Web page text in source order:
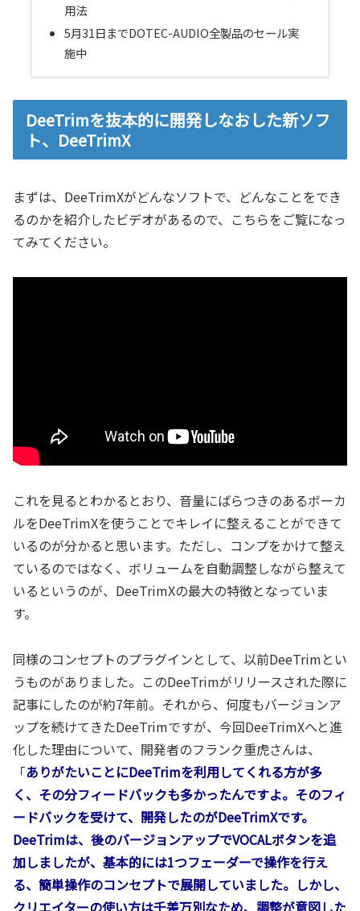
用法
5月31日までDOTEC-AUDIO全製品のセール実
施中
DeeTrimを抜本的に開発しなおした新ソフ
ト、DeeTrimX
まずは、DeeTrimXがどんなソフトで、どんなことをでき
るのかを紹介したビデオがあるので、こちらをご覧になっ
てみてください。
これを見るとわかるとおり、音量にばらつきのあるボーカ
ルをDeeTrimXを使うことでキレイに整えることができて
いるのが分かると思います。ただし、コンプをかけて整え
ているのではなく、ボリュームを自動調整しながら整えて
いるというのが、DeeTrimXの最大の特徴となっていま
す。
同様のコンセプトのプラグインとして、以前DeeTrimとい
うものがありました。このDeeTrimがリリースされた際に
記事にしたのが約7年前。それから、何度もバージョンア
ップを続けてきたDeeTrimですが、今回DeeTrimXへと進
化した理由について、開発者のフランク重虎さんは、
「ありがたいことにDeeTrimを利用してくれる方が多
く、その分フィードバックも多かったんですよ。そのフィ
ードバックを受けて、開発したのがDeeTrimXです。
DeeTrimは、後のバージョンアップでVOCALボタンを追
加しましたが、基本的には1つフェーダーで操作を行え
る、簡単操作のコンセプトで展開していました。しかし、
クリエイターの使い方は千差万別なため、調整が意図した